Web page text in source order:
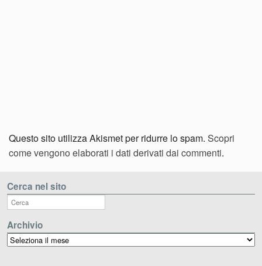
Questo sito utilizza Akismet per ridurre lo spam. Scopri
come vengono elaborati i dati derivati dai commenti.
Cerca nel sito
Archivio
Archivio